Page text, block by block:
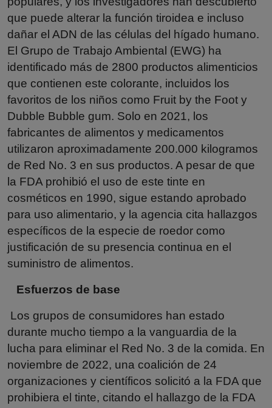
que puede alterar la función tiroidea e incluso
dañar el ADN de las células del hígado humano.
El Grupo de Trabajo Ambiental (EWG) ha
identificado más de 2800 productos alimenticios
que contienen este colorante, incluidos los
favoritos de los niños como Fruit by the Foot y
Dubble Bubble gum. Solo en 2021, los
fabricantes de alimentos y medicamentos
utilizaron aproximadamente 200.000 kilogramos
de Red No. 3 en sus productos. A pesar de que
la FDA prohibió el uso de este tinte en
cosméticos en 1990, sigue estando aprobado
para uso alimentario, y la agencia cita hallazgos
específicos de la especie de roedor como
justificación de su presencia continua en el
suministro de alimentos.
Esfuerzos de base
Los grupos de consumidores han estado
durante mucho tiempo a la vanguardia de la
lucha para eliminar el Red No. 3 de la comida. En
noviembre de 2022, una coalición de 24
organizaciones y científicos solicitó a la FDA que
prohibiera el tinte, citando el hallazgo de la FDA